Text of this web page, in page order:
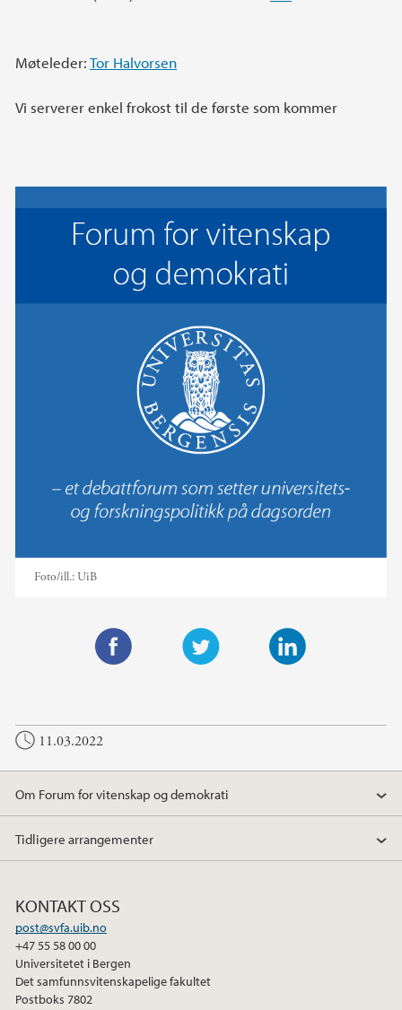
Møteleder:Tor Halvorsen
Vi serverer enkel frokost til de første som kommer
Foto/ill.:UiB
i
t
e
r
n
e
I
c
e
b
o
o
k
11.03.2022
Om Forum for vitenskap og demokrati
Tidligere arrangementer
KONTAKT OSS
post@svfa.uib.no
+47 55 58 00 00
Universitetet i Bergen
Det samfunnsvitenskapelige fakultet
Postboks 7802